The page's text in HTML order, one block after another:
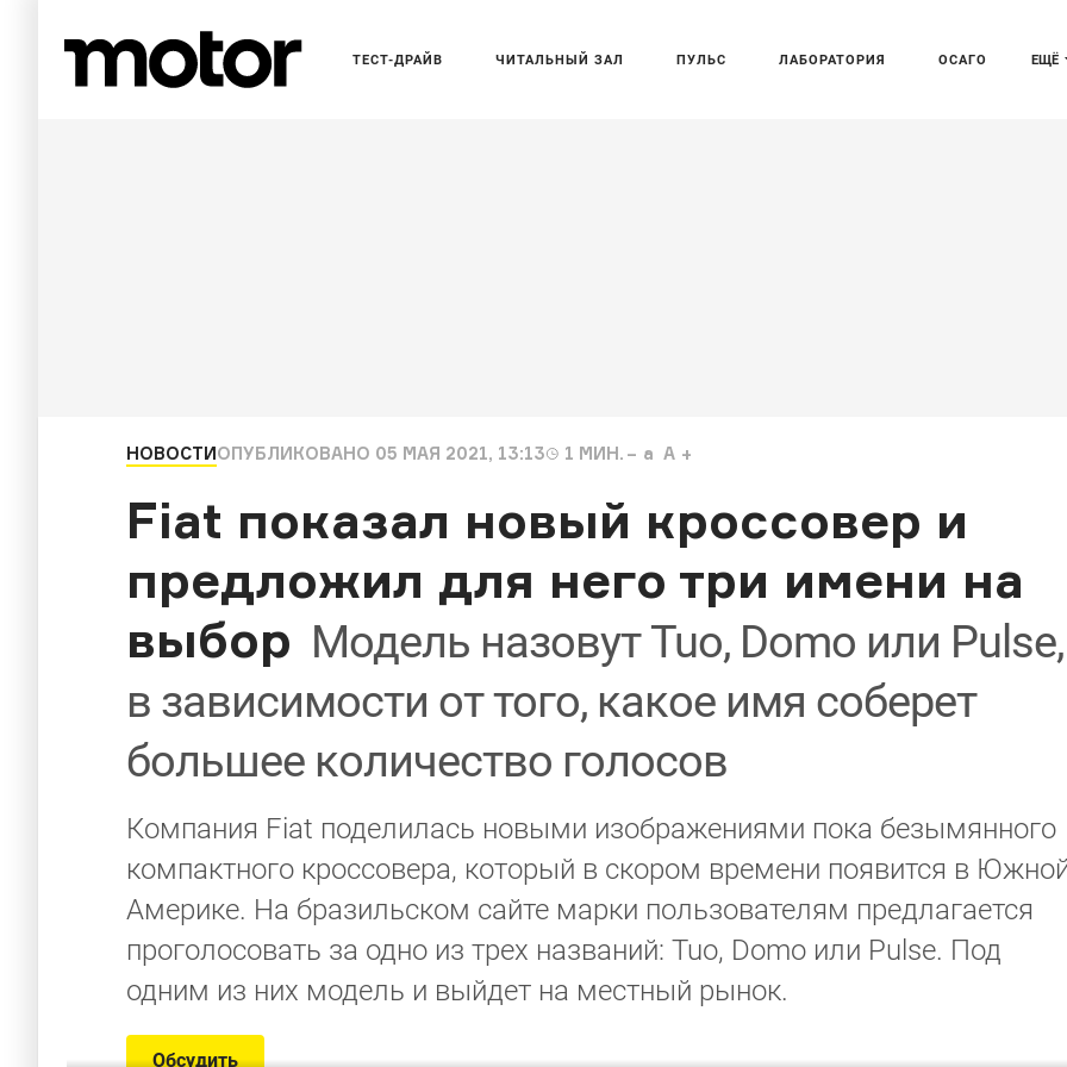
ЕЩЁ
ТЕСТ-ДРАЙВ ЧИТАЛЬНЫЙ ЗАЛ ПУЛЬС ЛАБОРАТОРИЯ ОСАГО
НОВОСТИОПУБЛИКОВАНО 05 МАЯ 2021, 13:13 1 МИН. a A
Fiat показал новый кроссовер и
предложил для него три имени на
выбор Модель назовут Tuo, Domo или Pulse,
в зависимости от того, какое имя соберет
большее количество голосов
Компания Fiat поделилась новыми изображениями пока безымянного
компактного кроссовера, который в скором времени появится в
Америке. На бразильском сайте марки пользователям предлагается
проголосовать за одно из трех названий: Tuo, Domo или Pulse. Под
одним из них модель и выйдет на местный рынок.
Обсудить